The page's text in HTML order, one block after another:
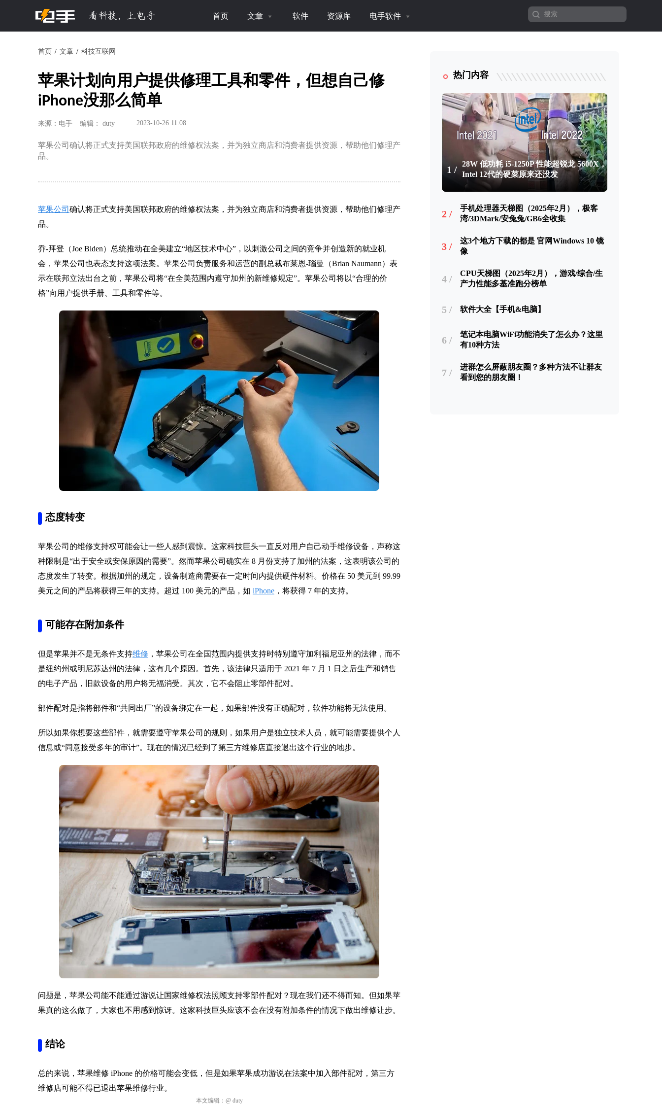
首页 文章 软件 资源库 电手软件
首页 文章 科技互联网
苹果计划向用户提供修理工具和零件，但想自己修
iPhone没那么简单
来源：电手 编辑： duty 2023-10-26 11:08
苹果公司确认将正式支持美国联邦政府的维修权法案，并为独立商店和消费者提供资源，帮助他们修理产
品。
苹果公司 确认将正式支持美国联邦政府的维修权法案，并为独立商店和消费者提供资源，帮助他们修理产
品。
乔-拜登（Joe Biden）总统推动在全美建立“地区技术中心”，以刺激公司之间的竞争并创造新的就业机
会，苹果公司也表态支持这项法案。苹果公司负责服务和运营的副总裁布莱恩-瑙曼（Brian Naumann）表
示在联邦立法出台之前，苹果公司将“在全美范围内遵守加州的新维修规定”。苹果公司将以“合理的价
格”向用户提供手册、工具和零件等。
态度转变
苹果公司的维修支持权可能会让一些人感到震惊。这家科技巨头一直反对用户自己动手维修设备，声称这
种限制是“出于安全或安保原因的需要”。然而苹果公司确实在 8 月份支持了加州的法案，这表明该公司的
态度发生了转变。根据加州的规定，设备制造商需要在一定时间内提供硬件材料。价格在 50 美元到 99.99
美元之间的产品将获得三年的支持。超过 100 美元的产品，如 iPhone ，将获得 7 年的支持。
可能存在附加条件
但是苹果并不是无条件支持维修 ，苹果公司在全国范围内提供支持时特别遵守加利福尼亚州的法律，而不
是纽约州或明尼苏达州的法律，这有几个原因。首先，该法律只适用于 2021 年 7 月 1 日之后生产和销售
的电子产品，旧款设备的用户将无福消受。其次，它不会阻止零部件配对。
部件配对是指将部件和“共同出厂”的设备绑定在一起，如果部件没有正确配对，软件功能将无法使用。
所以如果你想要这些部件，就需要遵守苹果公司的规则，如果用户是独立技术人员，就可能需要提供个人
信息或“同意接受多年的审计”。现在的情况已经到了第三方维修店直接退出这个行业的地步。
问题是，苹果公司能不能通过游说让国家维修权法照顾支持零部件配对？现在我们还不得而知。但如果苹
果真的这么做了，大家也不用感到惊讶。这家科技巨头应该不会在没有附加条件的情况下做出维修让步。
结论
总的来说，苹果维修 iPhone 的价格可能会变低，但是如果苹果成功游说在法案中加入部件配对，第三方
维修店可能不得已退出苹果维修行业。
本文编辑： @ duty
热门内容
1 /
28W 低功耗 i5-1250P 性能超锐龙 5600X，
Intel 12代的硬菜原来还没发
2 /
手机处理器天梯图（2025年2月），极客
湾/3DMark/安兔兔/GB6全收集
3 /
这3个地方下载的都是 官网Windows 10 镜
像
4 /
CPU天梯图（2025年2月），游戏/综合/生
产力性能多基准跑分榜单
5 / 软件大全【手机&电脑】
6 /
笔记本电脑WiFi功能消失了怎么办？这里
有10种方法
7 /
进群怎么屏蔽朋友圈？多种方法不让群友
看到您的朋友圈！